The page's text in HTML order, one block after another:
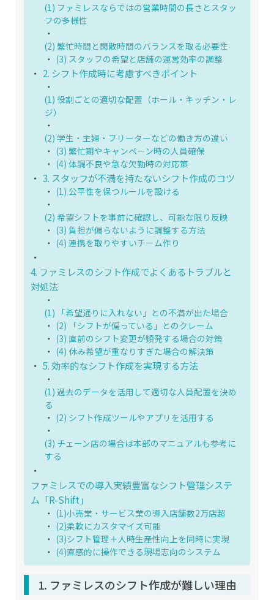
(1) ファミレスならではの営業時間の長さとスタッ
フの多様性
(2) 繁忙時間と閑散時間のバランスを取る必要性
(3) スタッフの希望と店舗の運営効率の調整
2. シフト作成時に考慮すべきポイント
(1) 役割ごとの適切な配置（ホール・キッチン・レ
ジ）
(2) 学生・主婦・フリーターなどの働き方の違い
(3) 繁忙期やキャンペーン時の人員確保
(4) 体調不良や急な欠勤時の対応策
3. スタッフが不満を持たないシフト作成のコツ
(1) 公平性を保つルールを設ける
(2) 希望シフトを事前に確認し、可能な限り反映
(3) 負担が偏らないように調整する方法
(4) 連携を取りやすいチーム作り
4. ファミレスのシフト作成でよくあるトラブルと
対処法
(1) 「希望通りに入れない」との不満が出た場合
(2) 「シフトが偏っている」とのクレーム
(3) 直前のシフト変更が頻発する場合の対策
(4) 休み希望が重なりすぎた場合の解決策
5. 効率的なシフト作成を実現する方法
(1) 過去のデータを活用して適切な人員配置を決め
る
(2) シフト作成ツールやアプリを活用する
(3) チェーン店の場合は本部のマニュアルも参考に
する
ファミレスでの導入実績豊富なシフト管理システ
ム「R-Shift」
(1)小売業・サービス業の導入店舗数2万店超
(2)柔軟にカスタマイズ可能
(3)シフト管理＋人時生産性向上を同時に実現
(4)直感的に操作できる現場志向のシステム
1. ファミレスのシフト作成が難しい理由